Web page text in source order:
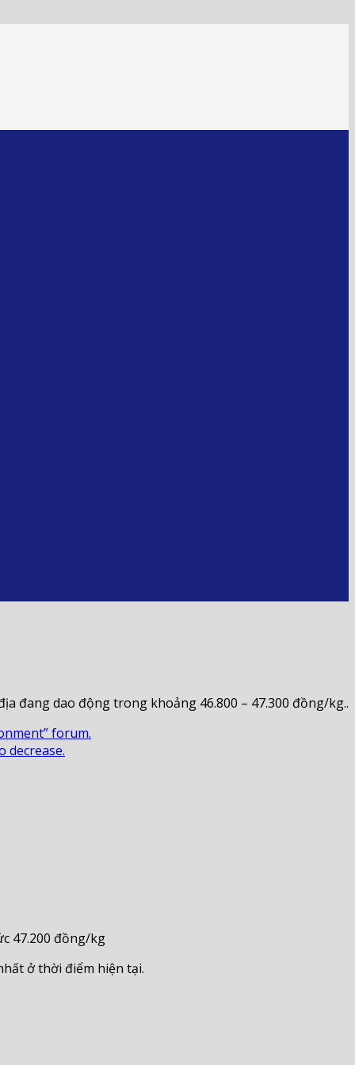
đang dao động trong khoảng 46.800 – 47.300 đồng/kg..
forum.
decrease.
47.200 đồng/kg
ở thời điểm hiện tại.